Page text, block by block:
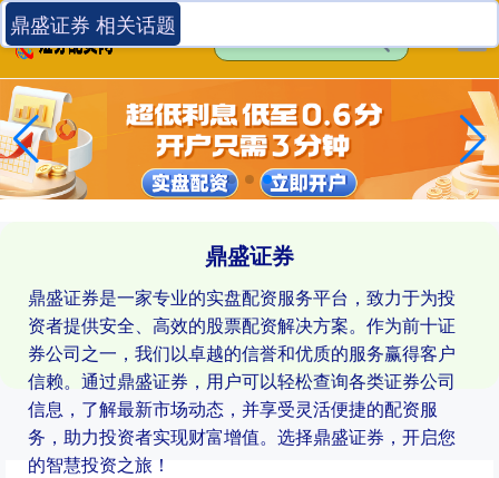
鼎盛证券
鼎盛证券是一家专业的实盘配资服务平台，致力于为投
资者提供安全、高效的股票配资解决方案。作为前十证
券公司之一，我们以卓越的信誉和优质的服务赢得客户
信赖。通过鼎盛证券，用户可以轻松查询各类证券公司
信息，了解最新市场动态，并享受灵活便捷的配资服
务，助力投资者实现财富增值。选择鼎盛证券，开启您
的智慧投资之旅！
鼎盛证券 相关话题